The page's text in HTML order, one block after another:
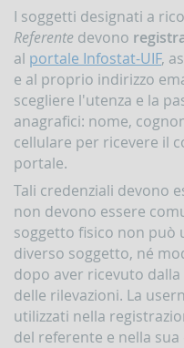
Segnalazioni
AntiRiciclaggio
Aggregate
(SARA)
Comunicazioni
oggettive
(OGG)
Dichiarazioni
operazioni
in
oro
(ORO)
Comunicazioni
sanzioni
finanziarie
Comunicazioni
Russia
I soggetti designati a
Referente devono
al portale Infostat-UIF,
e al proprio indirizzo
scegliere l'utenza e la
anagrafici: nome,
cellulare per ricevere il
portale.
Tali credenziali devono
non devono essere
soggetto fisico non può
diverso soggetto, né
dopo aver ricevuto
delle rilevazioni. La
utilizzati nella
del referente e nella